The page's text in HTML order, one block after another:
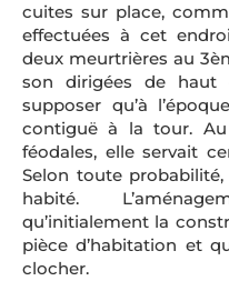
cuites sur place,
effectuées à cet
deux meurtrières au
son dirigées de
supposer qu’à
contiguë à la tour.
féodales, elle servait
Selon toute
habité.
qu’initialement la
pièce d’habitation et
clocher.